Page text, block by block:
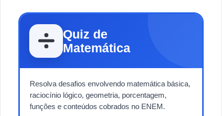
Quiz de
Matemática
Resolva desafios envolvendo matemática básica,
raciocínio lógico, geometria, porcentagem,
funções e conteúdos cobrados no ENEM.